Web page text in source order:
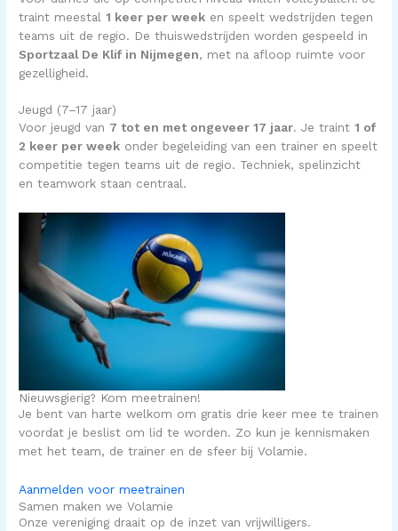
traint meestal1 keer per week en speelt wedstrijden tegen
teams uit de regio. De thuiswedstrijden worden gespeeld in
Sportzaal De Klif in Nijmegen, met na afloop ruimte voor
gezelligheid.
Jeugd (7–17 jaar)
Voor jeugd van 7 tot en met ongeveer 17 jaar. Je traint1 of
2 keer per week onder begeleiding van een trainer en speelt
competitie tegen teams uit de regio. Techniek, spelinzicht
en teamwork staan centraal.
Nieuwsgierig? Kom meetrainen!
Je bent van harte welkom om gratis drie keer mee te trainen
voordat je beslist om lid te worden. Zo kun je kennismaken
met het team, de trainer en de sfeer bij Volamie.
Aanmelden voor meetrainen
Samen maken we Volamie
Onze vereniging draait op de inzet van vrijwilligers.